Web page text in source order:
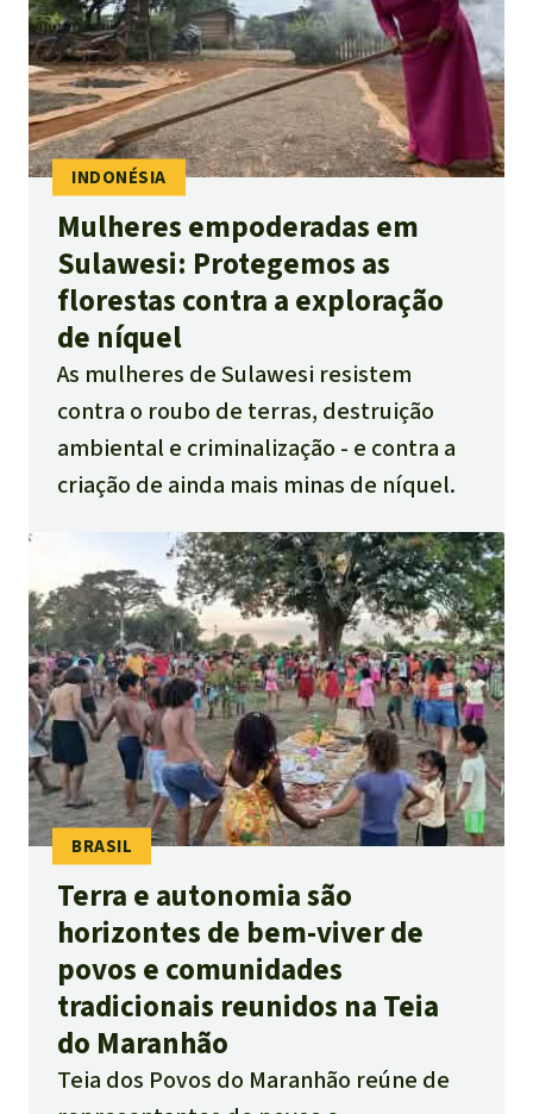
Mulheres empoderadas em
Sulawesi: Protegemos as
florestas contra a exploração
de níquel
As mulheres de Sulawesi resistem
contra o roubo de terras, destruição
ambiental e criminalização - e contra a
criação de ainda mais minas de níquel.
Terra e autonomia são
horizontes de bem-viver de
povos e comunidades
tradicionais reunidos na Teia
do Maranhão
Teia dos Povos do Maranhão reúne de